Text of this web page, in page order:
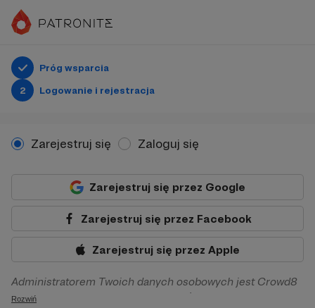
Próg wsparcia
2
Logowanie i rejestracja
Zarejestruj się Zaloguj się
Zarejestruj się przez Google
Zarejestruj się przez Facebook
Zarejestruj się przez Apple
Administratorem Twoich danych osobowych jest Crowd8
sp. z o.o. z siedziba w Warszawie, ul. Żwirki i Wigury 16, 02-
Rozwiń